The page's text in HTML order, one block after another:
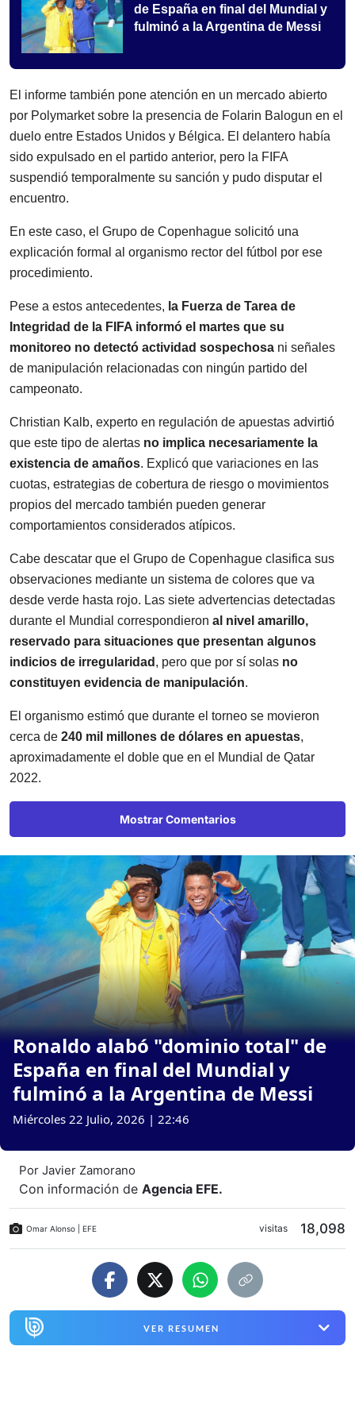
de España en final del Mundial y
fulminó a la Argentina de Messi
El informe también pone atención en un mercado abierto
por Polymarket sobre la presencia de Folarin Balogun en el
duelo entre Estados Unidos y Bélgica. El delantero había
sido expulsado en el partido anterior, pero la FIFA
suspendió temporalmente su sanción y pudo disputar el
encuentro.
En este caso, el Grupo de Copenhague solicitó una
explicación formal al organismo rector del fútbol por ese
procedimiento.
Pese a estos antecedentes, la Fuerza de Tarea de
Integridad de la FIFA informó el martes que su
monitoreo no detectó actividad sospechosa ni señales
de manipulación relacionadas con ningún partido del
campeonato.
Christian Kalb, experto en regulación de apuestas advirtió
que este tipo de alertas no implica necesariamente la
existencia de amaños. Explicó que variaciones en las
cuotas, estrategias de cobertura de riesgo o movimientos
propios del mercado también pueden generar
comportamientos considerados atípicos.
Cabe descatar que el Grupo de Copenhague clasifica sus
observaciones mediante un sistema de colores que va
desde verde hasta rojo. Las siete advertencias detectadas
durante el Mundial correspondieron al nivel amarillo,
reservado para situaciones que presentan algunos
indicios de irregularidad , pero que por sí solas no
constituyen evidencia de manipulación.
El organismo estimó que durante el torneo se movieron
cerca de 240 mil millones de dólares en apuestas,
aproximadamente el doble que en el Mundial de Qatar
2022.
Mostrar Comentarios
Ronaldo alabó "dominio total" de
España en final del Mundial y
fulminó a la Argentina de Messi
Miércoles 22 Julio, 2026 | 22:46
Por Javier Zamorano
Con información de Agencia EFE.
Omar Alonso | EFE visitas 18,098
VER RESUMEN